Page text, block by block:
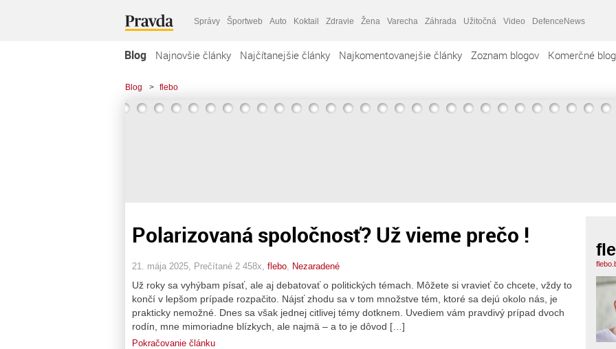
Správy Športweb Auto Koktail Zdravie Žena Varecha Záhrada Užitočná Video DefenceNews
Blog Najnovšie články Najčítanejšie články Najkomentovanejšie články Zoznam blogov Komerčné
Blog > flebo
Polarizovaná spoločnosť? Už vieme prečo !
21. mája 2025, Prečítané 2 458x, flebo Nezaradené
Už roky sa vyhýbam písať, ale aj debatovať o politických témach. Môžete si vravieť čo chcete, vždy to
končí v lepšom prípade rozpačito. Nájsť zhodu sa v tom množstve tém, ktoré sa dejú okolo nás, je
prakticky nemožné. Dnes sa však jednej citlivej témy dotknem. Uvediem vám pravdivý prípad dvoch
rodín, mne mimoriadne blízkych, ale najmä – a to je dôvod […]
Pokračovanie článku